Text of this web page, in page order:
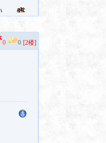
0 0 [2楼]